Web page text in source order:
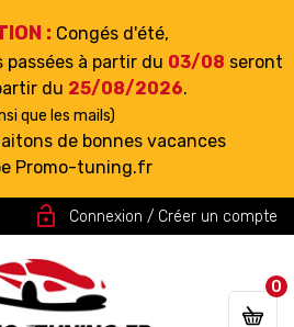
: Congés d'été,
passées à partir du 03/08 seront
du 25/08/2026.
que les mails)
de bonnes vacances
Promo-tuning.fr
lock_open Connexion / Créer un compte
0